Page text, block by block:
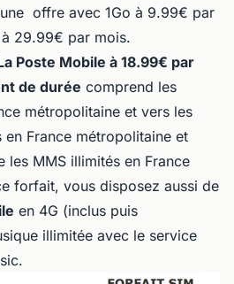
offre avec 1Go à 9.99€ par
29.99€ par mois.
Poste Mobile à 18.99€ par
de durée comprend les
métropolitaine et vers les
en France métropolitaine et
les MMS illimités en France
forfait, vous disposez aussi de
en 4G (inclus puis
illimitée avec le service